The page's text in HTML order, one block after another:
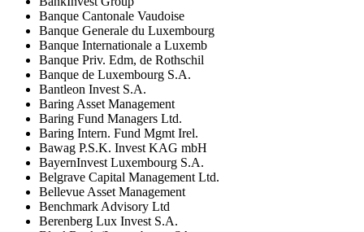
Banque Cantonale Vaudoise
Banque Generale du Luxembourg
Banque Internationale a Luxemb
Banque Priv. Edm, de Rothschil
Banque de Luxembourg S.A.
Bantleon Invest S.A.
Baring Asset Management
Baring Fund Managers Ltd.
Baring Intern. Fund Mgmt Irel.
Bawag P.S.K. Invest KAG mbH
BayernInvest Luxembourg S.A.
Belgrave Capital Management Ltd.
Bellevue Asset Management
Benchmark Advisory Ltd
Berenberg Lux Invest S.A.